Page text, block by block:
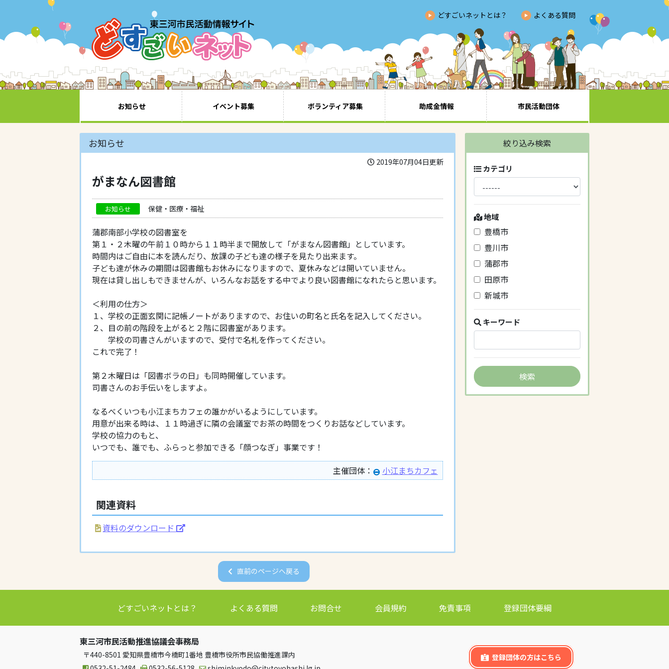
どすごいネットとは？ よくある質問
お知らせ イベント募集 ボランティア募集 助成金情報 市民活動団体
お知らせ
2019年07月04日更新
がまなん図書館
お知らせ 保健・医療・福祉
蒲郡南部小学校の図書室を
第１・２木曜の午前１０時から１１時半まで開放して「がまなん図書館」としています。
時間内はご自由に本を読んだり、放課の子ども達の様子を見たり出来ます。
子ども達が休みの期間は図書館もお休みになりますので、夏休みなどは開いていません。
現在は貸し出しもできませんが、いろんなお話をする中でより良い図書館になれたらと思います。
＜利用の仕方＞
１、学校の正面玄関に記帳ノートがありますので、お住いの町名と氏名を記入してください。
２、目の前の階段を上がると２階に図書室があります。
学校の司書さんがいますので、受付で名札を作ってください。
これで完了！
第２木曜日は「図書ボラの日」も同時開催しています。
司書さんのお手伝いをしますよ。
なるべくいつも小江まちカフェの誰かがいるようにしています。
用意が出来る時は、１１時過ぎに隣の会議室でお茶の時間をつくりお話などしています。
学校の協力のもと、
いつでも、誰でも、ふらっと参加できる「顔つなぎ」事業です！
主催団体：
小江まちカフェ
関連資料
資料のダウンロード
絞り込み検索
カテゴリ
地域
豊橋市
豊川市
蒲郡市
田原市
新城市
キーワード
直前のページへ戻る
どすごいネットとは？ よくある質問 お問合せ 会員規約 免責事項 登録団体要綱
東三河市民活動推進協議会事務局
〒440-8501 愛知県豊橋市今橋町1番地 豊橋市役所市民協働推進課内
登録団体の方はこちら